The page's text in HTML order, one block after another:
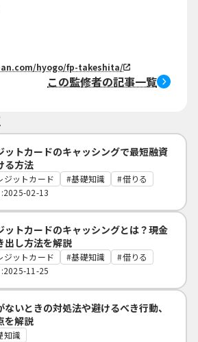
hyogo/fp-takeshita/
この監修者の記事一覧
ットカードのキャッシングで最短融資
る方法
ジットカード 基礎知識
借りる
02-13
ットカードのキャッシングとは？現金
出し方法を解説
ジットカード 基礎知識
借りる
11-25
ないときの対処法や避けるべき行動、
を解説
知識